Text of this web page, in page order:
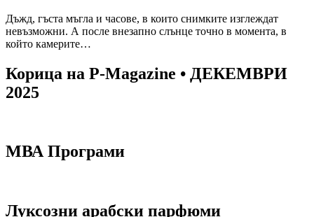
Дъжд, гъста мъгла и часове, в които снимките изглеждат
невъзможни. А после внезапно слънце точно в момента, в
който камерите…
Корица на P-Magazine • ДЕКЕМВРИ
2025
МВА Програми
Луксозни арабски парфюми